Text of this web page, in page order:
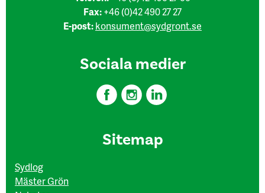
Fax:+46 (0)42 490 27 27
E-post:konsument@sydgront.se
Sociala medier
Sitemap
Sydlog
Mäster Grön